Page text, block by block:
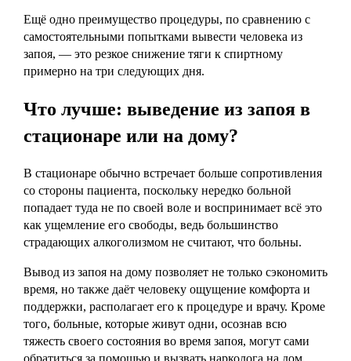
Ещё одно преимущество процедуры, по сравнению с
самостоятельными попытками вывести человека из
запоя, — это резкое снижение тяги к спиртному
примерно на три следующих дня.
Что лучше: выведение из запоя в
стационаре или на дому?
В стационаре обычно встречает больше сопротивления
со стороны пациента, поскольку нередко больной
попадает туда не по своей воле и воспринимает всё это
как ущемление его свободы, ведь большинство
страдающих алкоголизмом не считают, что больны.
Вывод из запоя на дому позволяет не только сэкономить
время, но также даёт человеку ощущение комфорта и
поддержки, располагает его к процедуре и врачу. Кроме
того, больные, которые живут одни, осознав всю
тяжесть своего состояния во время запоя, могут сами